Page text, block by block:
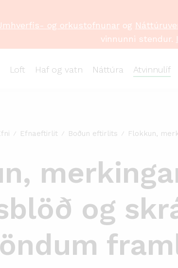
Loft Haf og vatn Náttúra Atvinnulíf
og orkustofnunarog
vinnunni stendur.
Efnaeftirlit Boðun eftirlits Flokkun,
og